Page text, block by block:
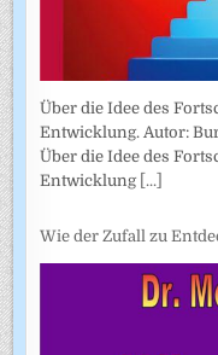
Über die Idee des
Entwicklung. Autor:
Über die Idee des
Entwicklung [...]
Wie der Zufall zu